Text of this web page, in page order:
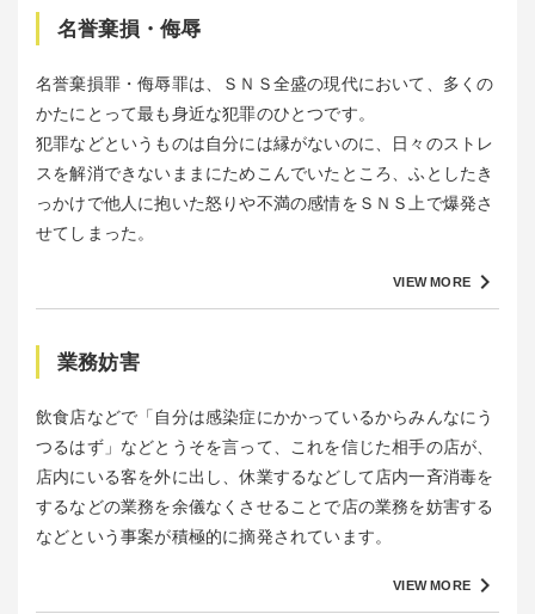
名誉棄損・侮辱
名誉棄損罪・侮辱罪は、ＳＮＳ全盛の現代において、多くの
かたにとって最も身近な犯罪のひとつです。
犯罪などというものは自分には縁がないのに、日々のストレ
スを解消できないままにためこんでいたところ、ふとしたき
っかけで他人に抱いた怒りや不満の感情をＳＮＳ上で爆発さ
せてしまった。
VIEW MORE keyboard_arrow_right
業務妨害
飲食店などで「自分は感染症にかかっているからみんなにう
つるはず」などとうそを言って、これを信じた相手の店が、
店内にいる客を外に出し、休業するなどして店内一斉消毒を
するなどの業務を余儀なくさせることで店の業務を妨害する
などという事案が積極的に摘発されています。
VIEW MORE keyboard_arrow_right